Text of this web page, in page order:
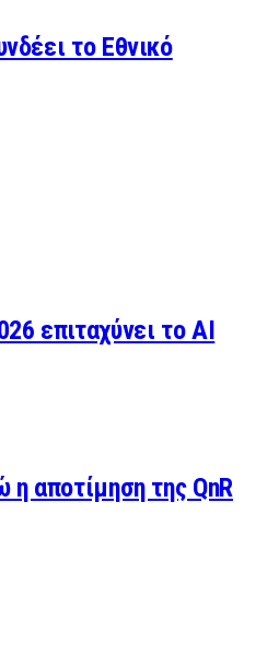
το Εθνικό
επιταχύνει το AI
αποτίμηση της QnR